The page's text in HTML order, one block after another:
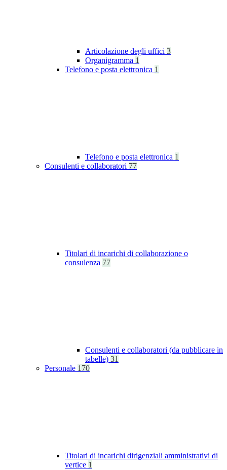
Articolazione degli uffici 3
Organigramma 1
Telefono e posta elettronica 1
Telefono e posta elettronica 1
Consulenti e collaboratori 77
Titolari di incarichi di collaborazione o
consulenza 77
Consulenti e collaboratori (da pubblicare in
tabelle) 31
Personale 170
Titolari di incarichi dirigenziali amministrativi di
vertice 1